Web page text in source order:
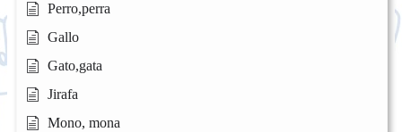
Perro,perra
Gallo
Gato,gata
Jirafa
Mono, mona